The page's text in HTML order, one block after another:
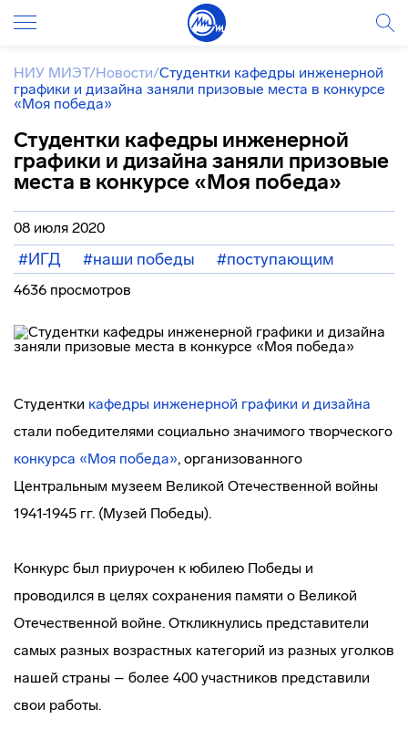
НИУ МИЭТ/Новости/Студентки кафедры инженерной
графики и дизайна заняли призовые места в конкурсе
«Моя победа»
Студентки кафедры инженерной
графики и дизайна заняли призовые
места в конкурсе «Моя победа»
08 июля 2020
#ИГД #наши победы #поступающим
4636 просмотров
Студентки кафедры инженерной графики и дизайна
стали победителями социально значимого творческого
конкурса «Моя победа», организованного
Центральным музеем Великой Отечественной войны
1941-1945 гг. (Музей Победы).
Конкурс был приурочен к юбилею Победы и
проводился в целях сохранения памяти о Великой
Отечественной войне. Откликнулись представители
самых разных возрастных категорий из разных уголков
нашей страны – более 400 участников представили
свои работы.